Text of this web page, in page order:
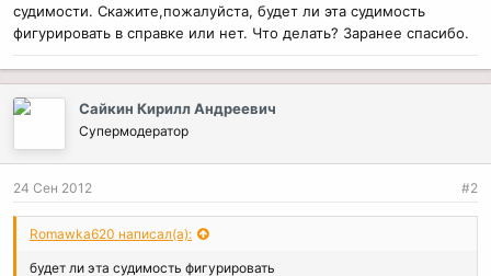
судимости. Скажите,пожалуйста, будет ли эта судимость
фигурировать в справке или нет. Что делать? Заранее спасибо.
Сайкин Кирилл Андреевич
Супермодератор
24 Сен 2012 #2
Romawka620 написал(а):
будет ли эта судимость фигурировать